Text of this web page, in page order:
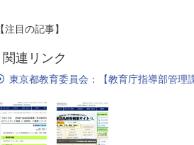
【注目の記事】
関連リンク
東京都教育委員会：【教育庁指導部管理